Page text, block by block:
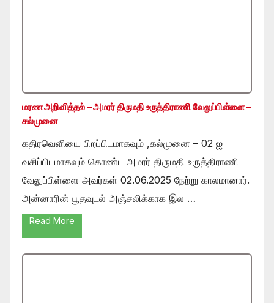
மரண அறிவித்தல் – அமரர் திருமதி உருத்திராணி வேலுப்பிள்ளை –
கல்முனை
கதிரவெளியை பிறப்பிடமாகவும் ,கல்முனை – 02 ஐ
வசிப்பிடமாகவும் கொண்ட அமரர் திருமதி உருத்திராணி
வேலுப்பிள்ளை அவர்கள் 02.06.2025 நேற்று காலமானார்.
அன்னாரின் பூதவுடல் அஞ்சலிக்காக இல …
Read More